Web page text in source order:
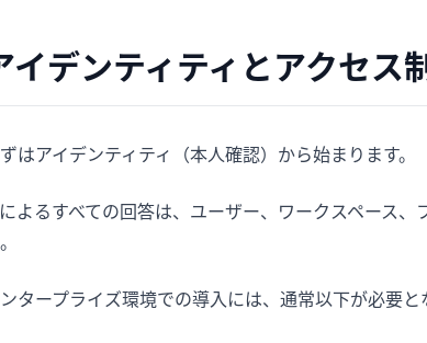
イデンティティとアクセス
はアイデンティティ（本人確認）から始まります。
よるすべての回答は、ユーザー、ワークスペース
タープライズ環境での導入には、通常以下が必要と